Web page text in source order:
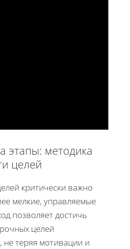
этапы: методика
целей
критически важно
мелкие, управляемые
позволяет достичь
целей
не теряя мотивации и